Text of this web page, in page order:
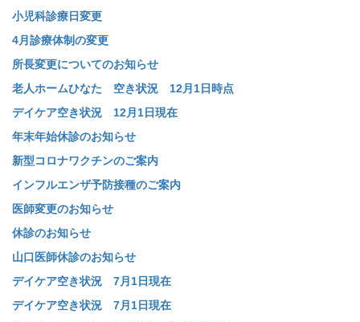
小児科診療日変更
4月診療体制の変更
所長変更についてのお知らせ
老人ホームひなた 空き状況 12月1日時点
デイケア空き状況 12月1日現在
年末年始休診のお知らせ
新型コロナワクチンのご案内
インフルエンザ予防接種のご案内
医師変更のお知らせ
休診のお知らせ
山口医師休診のお知らせ
デイケア空き状況 7月1日現在
デイケア空き状況 7月1日現在